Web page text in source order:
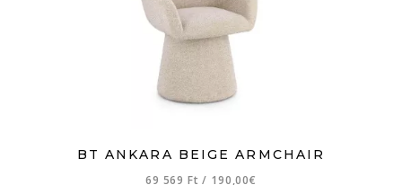
BT ANKARA BEIGE ARMCHAIR
69 569 Ft/ 190,00€